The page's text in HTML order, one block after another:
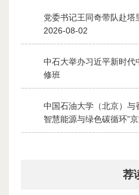
党委书记王同奇带队赴塔
2026-08-02
中石大举办习近平新时
修班
2026-07-28
中国石油大学（北京）与
智慧能源与绿色碳循环”
2026-07-30
荐